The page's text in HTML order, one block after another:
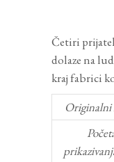
Četiri
dolaze na
kraj fabrici
Originalni